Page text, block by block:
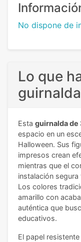
No dispone de
Lo que
Esta guirnalda de
espacio en un
Halloween. Sus
impresos crean
mientras que el
instalación
Los colores
amarillo con
auténtica que
educativos.
El papel